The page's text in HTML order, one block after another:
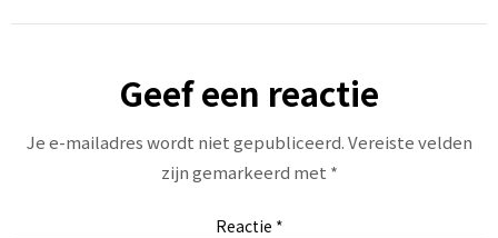
Geef een reactie
Je e-mailadres wordt niet gepubliceerd.Vereiste velden
zijn gemarkeerd met *
Reactie *